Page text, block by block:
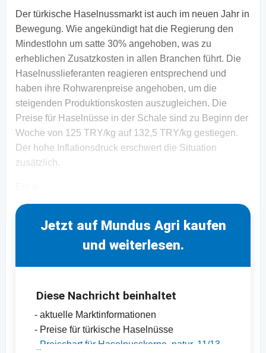
Der türkische Haselnussmarkt ist auch im neuen Jahr in
Bewegung. Wie angekündigt hat die Regierung den
Mindestlohn um satte 30% angehoben, was zu
erheblichen Zusatzkosten in allen Branchen führt. Die
Haselnusslieferanten reagieren entsprechend und
haben ihre Rohwarenpreise angehoben, um die
steigenden Produktionskosten auszugleichen. Die
Preise für Haselnüsse in der Schale sind zu Beginn der
Woche von 125 TRY/kg auf 132,5 TRY/kg gestiegen.
Der hohe Inflationsdruck erschwert die Situation
zusätzlich.
Jetzt auf Mundus Agri kaufen
und weiterlesen.
Diese Nachricht beinhaltet
- aktuelle Marktinformationen
- Preise für türkische Haselnüsse
Preischart für Haselnusskerne, natur, 11/13